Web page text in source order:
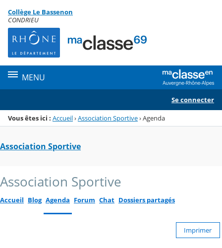
Menu de la rubrique
Contenu
Collège Le Bassenon
CONDRIEU
MENU
Se connecter
Vous êtes ici : Accueil›Association Sportive›Agenda
Association Sportive
Association Sportive
Accueil Blog Agenda Forum Chat Dossiers partagés
Imprimer